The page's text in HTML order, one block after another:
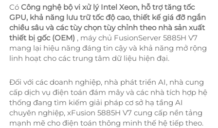
Có Công nghệ bộ vi xử lý Intel Xeon, hỗ trợ tăng tốc
GPU, khả năng lưu trữ tốc độ cao, thiết kế giá đỡ ngắn
chiều sâu và các tùy chọn tùy chỉnh theo nhà sản xuất
thiết bị gốc (OEM) , máy chủ FusionServer 5885H V7
mang lại hiệu năng đáng tin cậy và khả năng mở rộng
linh hoạt cho các trung tâm dữ liệu hiện đại.
Đối với các doanh nghiệp, nhà phát triển AI, nhà cung
cấp dịch vụ điện toán đám mây và các nhà tích hợp hệ
thống đang tìm kiếm giải pháp cơ sở hạ tầng AI
chuyên nghiệp, xFusion 5885H V7 cung cấp nền tảng
mạnh mẽ cho điện toán thông minh thế hệ tiếp theo.